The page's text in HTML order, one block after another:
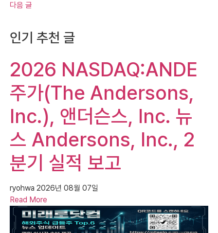
다음 글
인기 추천 글
2026 NASDAQ:ANDE
주가(The Andersons,
Inc.), 앤더슨스, Inc. 뉴
스 Andersons, Inc., 2
분기 실적 보고
ryohwa 2026년 08월 07일
Read More